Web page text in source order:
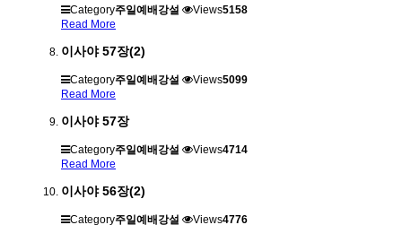
Category주일예배강설 Views5158
Read More
이사야 57장(2)
Category주일예배강설 Views5099
Read More
이사야 57장
Category주일예배강설 Views4714
Read More
이사야 56장(2)
Category주일예배강설 Views4776